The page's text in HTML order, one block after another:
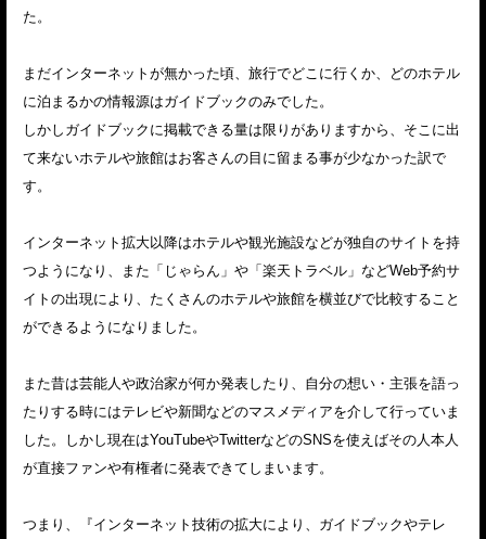
た。
まだインターネットが無かった頃、旅行でどこに行くか、どのホテル
に泊まるかの情報源はガイドブックのみでした。
しかしガイドブックに掲載できる量は限りがありますから、そこに出
て来ないホテルや旅館はお客さんの目に留まる事が少なかった訳で
す。
インターネット拡大以降はホテルや観光施設などが独自のサイトを持
つようになり、また「じゃらん」や「楽天トラベル」などWeb予約サ
イトの出現により、たくさんのホテルや旅館を横並びで比較すること
ができるようになりました。
また昔は芸能人や政治家が何か発表したり、自分の想い・主張を語っ
たりする時にはテレビや新聞などのマスメディアを介して行っていま
した。しかし現在はYouTubeやTwitterなどのSNSを使えばその人本人
が直接ファンや有権者に発表できてしまいます。
つまり、『インターネット技術の拡大により、ガイドブックやテレ